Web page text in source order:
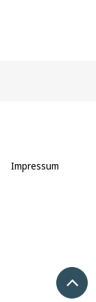
Impressum